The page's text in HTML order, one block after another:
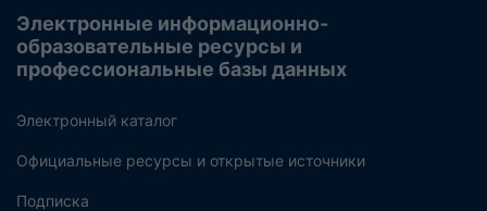
Электронные информационно-
образовательные ресурсы и
профессиональные базы данных
Электронный каталог
Официальные ресурсы и открытые источники
Подписка